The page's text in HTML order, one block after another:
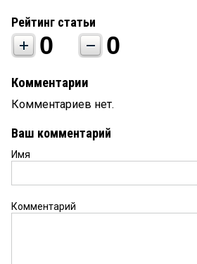
Рейтинг статьи
0 0
Комментарии
Комментариев нет.
Ваш комментарий
Имя
Комментарий